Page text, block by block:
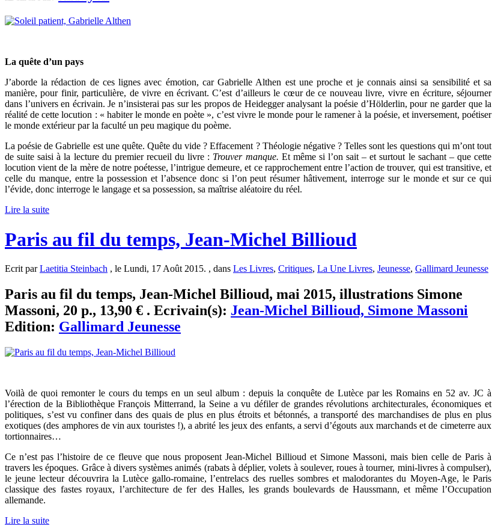
La quête d’un pays
J’aborde la rédaction de ces lignes avec émotion, car Gabrielle Althen est une proche et je connais ainsi sa sensibilité et sa
manière, pour finir, particulière, de vivre en écrivant. C’est d’ailleurs le cœur de ce nouveau livre, vivre en écriture, séjourner
dans l’univers en écrivain. Je n’insisterai pas sur les propos de Heidegger analysant la poésie d’Hölderlin, pour ne garder que la
réalité de cette locution : « habiter le monde en poète », c’est vivre le monde pour le ramener à la poésie, et inversement, poétiser
le monde extérieur par la faculté un peu magique du poème.
La poésie de Gabrielle est une quête. Quête du vide ? Effacement ? Théologie négative ? Telles sont les questions qui m’ont tout
de suite saisi à la lecture du premier recueil du livre : Trouver manque. Et même si l’on sait – et surtout le sachant – que cette
locution vient de la mère de notre poétesse, l’intrigue demeure, et ce rapprochement entre l’action de trouver, qui est transitive, et
celle du manque, entre la possession et l’absence donc si l’on peut résumer hâtivement, interroge sur le monde et sur ce qui
l’évide, donc interroge le langage et sa possession, sa maîtrise aléatoire du réel.
Lire la suite
Paris au fil du temps, Jean-Michel Billioud
Ecrit parLaetitia Steinbach , le Lundi, 17 Août 2015. , dans Les Livres, Critiques, La Une Livres, Jeunesse, Gallimard Jeunesse
Paris au fil du temps, Jean-Michel Billioud, mai 2015, illustrations Simone
Massoni, 20 p., 13,90 € . Ecrivain(s): Jean-Michel Billioud, Simone Massoni
Edition: Gallimard Jeunesse
Voilà de quoi remonter le cours du temps en un seul album : depuis la conquête de Lutèce par les Romains en 52 av. JC à
l’érection de la Bibliothèque François Mitterrand, la Seine a vu défiler de grandes révolutions architecturales, économiques et
politiques, s’est vu confiner dans des quais de plus en plus étroits et bétonnés, a transporté des marchandises de plus en plus
exotiques (des amphores de vin aux touristes !), a abrité les jeux des enfants, a servi d’égouts aux marchands et de cimeterre aux
tortionnaires…
Ce n’est pas l’histoire de ce fleuve que nous proposent Jean-Michel Billioud et Simone Massoni, mais bien celle de Paris à
travers les époques. Grâce à divers systèmes animés (rabats à déplier, volets à soulever, roues à tourner, mini-livres à compulser),
le jeune lecteur découvrira la Lutèce gallo-romaine, l’entrelacs des ruelles sombres et malodorantes du Moyen-Age, le Paris
classique des fastes royaux, l’architecture de fer des Halles, les grands boulevards de Haussmann, et même l’Occupation
allemande.
Lire la suite